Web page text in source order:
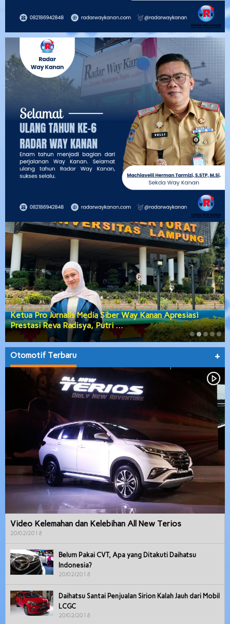
Ketua Pro Jurnalis Media Siber Way Kanan Apresiasi
Prestasi Reva Radisya, Putri …
Otomotif Terbaru +
Video Kelemahan dan Kelebihan All New Terios
20/02/2018
Belum Pakai CVT, Apa yang Ditakuti Daihatsu
Indonesia?
20/02/2018
Daihatsu Santai Penjualan Sirion Kalah Jauh dari Mobil
LCGC
20/02/2018